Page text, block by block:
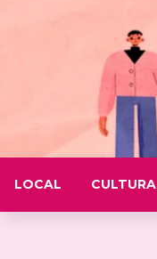
LOCAL CULTURA